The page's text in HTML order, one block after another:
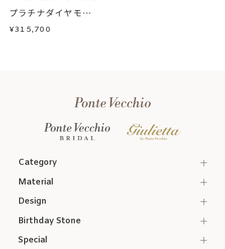
プラチナダイヤモン
ド...
¥315,700
Category
Material
Design
Birthday Stone
Special